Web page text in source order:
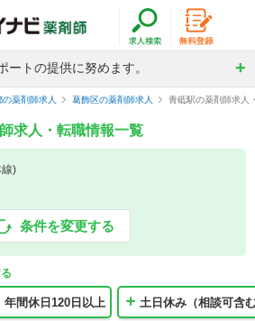
ートの提供に努めます。
の薬剤師求人 葛飾区の薬剤師求人 青砥駅の薬剤師求人
求人・転職情報一覧
)
条件を変更する
年間休日120日以上 土日休み（相談可含